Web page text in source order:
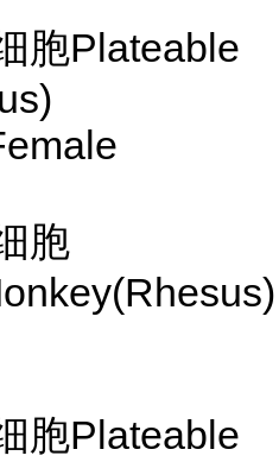
胞Plateable
胞
胞Plateable